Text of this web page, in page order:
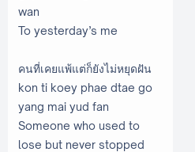
wan
To yesterday’s me
คนที่เคยแพ้แต่ก็ยังไม่หยุดฝัน
kon ti koey phae dtae go
yang mai yud fan
Someone who used to
lose but never stopped